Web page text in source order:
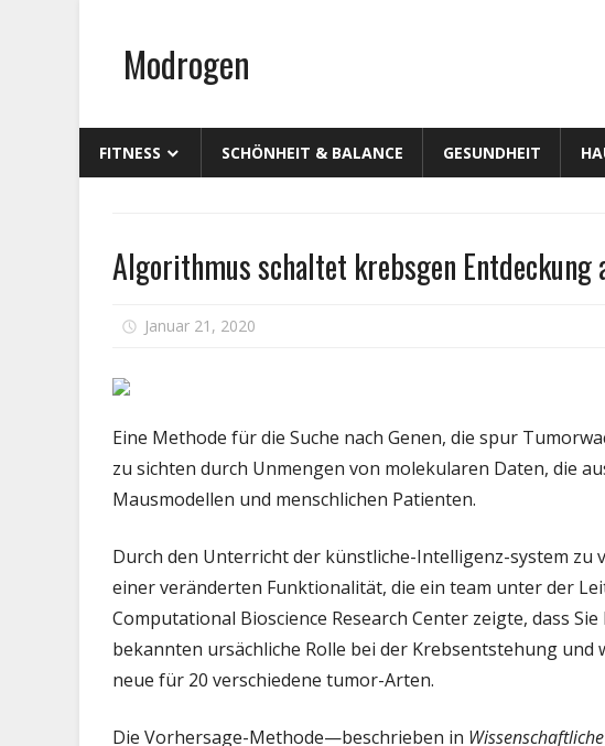
springenModrogen
FITNESS SCHÖNHEIT & BALANCE GESUNDHEIT
Gesundheit
Algorithmus schaltet krebsgen Entdeckung
Januar 21, 2020
Entdeckung
auf
Eine Methode für die Suche nach Genen, die spur
zu sichten durch Unmengen von molekularen Daten, die
Mausmodellen und menschlichen Patienten.
Durch den Unterricht der künstliche-Intelligenz-system
einer veränderten Funktionalität, die ein team unter der
Computational Bioscience Research Center zeigte, dass
bekannten ursächliche Rolle bei der Krebsentstehung und
neue für 20 verschiedene tumor-Arten.
Die Vorhersage-Methode—beschrieben in